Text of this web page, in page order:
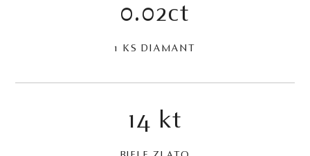
0.02ct
1 KS DIAMANT
14 kt